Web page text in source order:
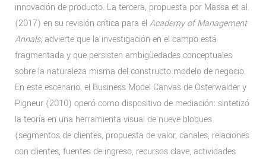
innovación de producto. La tercera, propuesta por Massa et al.
(2017) en su revisión crítica para el Academy of Management
Annals, advierte que la investigación en el campo está
fragmentada y que persisten ambigüedades conceptuales
sobre la naturaleza misma del constructo modelo de negocio.
En este escenario, el Business Model Canvas de Osterwalder y
Pigneur (2010) operó como dispositivo de mediación: sintetizó
la teoría en una herramienta visual de nueve bloques
(segmentos de clientes, propuesta de valor, canales, relaciones
con clientes, fuentes de ingreso, recursos clave, actividades